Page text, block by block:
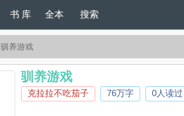
书 库 全本 搜索
驯养游戏
驯养游戏
克拉拉不吃茄子 76万字 0人读过